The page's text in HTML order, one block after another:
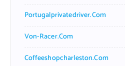
Portugalprivatedriver.com
Von-Racer.com
Coffeeshopcharleston.com